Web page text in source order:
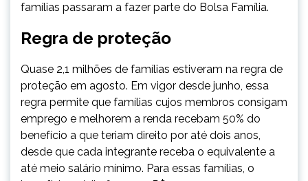
famílias passaram a fazer parte do Bolsa Família.
Regra de proteção
Quase 2,1 milhões de famílias estiveram na regra de
proteção em agosto. Em vigor desde junho, essa
regra permite que famílias cujos membros consigam
emprego e melhorem a renda recebam 50% do
benefício a que teriam direito por até dois anos,
desde que cada integrante receba o equivalente a
até meio salário mínimo. Para essas famílias, o